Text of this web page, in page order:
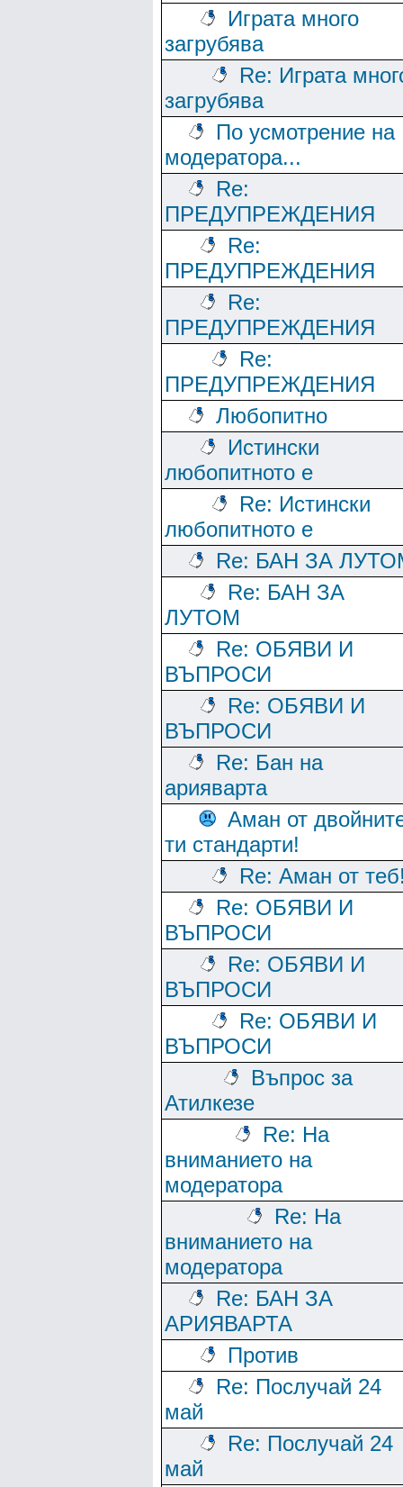
Играта много
загрубява
Re: Играта
загрубява
По усмотрение на
модератора...
Re:
ПРЕДУПРЕЖДЕНИЯ
Re:
ПРЕДУПРЕЖДЕНИЯ
Re:
ПРЕДУПРЕЖДЕНИЯ
Re:
ПРЕДУПРЕЖДЕНИЯ
Любопитно
Истински
любопитното е
Re: Истински
любопитното е
Re: БАН ЗА
Re: БАН ЗА
ЛУТОМ
Re: ОБЯВИ И
ВЪПРОСИ
Re: ОБЯВИ И
ВЪПРОСИ
Re: Бан на
арияварта
Аман от
ти стандарти!
Re: Аман от
Re: ОБЯВИ И
ВЪПРОСИ
Re: ОБЯВИ И
ВЪПРОСИ
Re: ОБЯВИ И
ВЪПРОСИ
Въпрос за
Атилкезе
Re: На
вниманието на
модератора
Re: На
вниманието на
модератора
Re: БАН ЗА
АРИЯВАРТА
Против
Re: Послучай 24
май
Re: Послучай 24
май